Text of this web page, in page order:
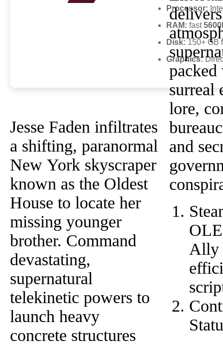
Processor:
RAM: fast
Disk: 150+ GB
Graphics:
Jesse Faden infiltrates
a shifting, paranormal
New York skyscraper
known as the Oldest
House to locate her
missing younger
brother. Command
devastating,
supernatural
telekinetic powers to
launch heavy
concrete structures
surreal
lore,
bureaucracy satire,
and secret
government
Ally